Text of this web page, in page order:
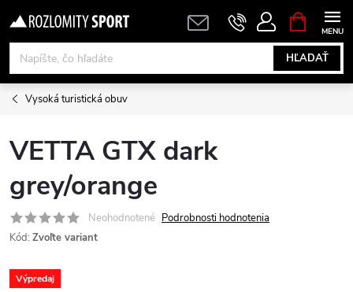
na
obsah
HĽADAŤ
KOŠÍK
Vysoká turistická obuv
VETTA GTX dark
grey/orange
Neohodnotené Podrobnosti hodnotenia
Kód: Zvoľte variant
Výpredaj